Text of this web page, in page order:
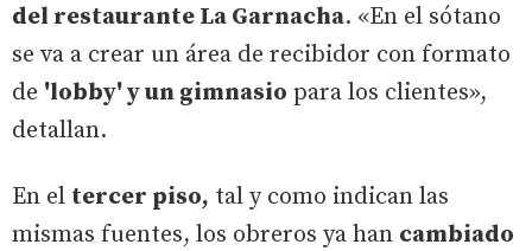
del restaurante La Garnacha. «En el sótano
se va a crear un área de recibidor con formato
de 'lobby' y un gimnasio para los clientes»,
detallan.
En el tercer piso, tal y como indican las
mismas fuentes, los obreros ya han cambiado